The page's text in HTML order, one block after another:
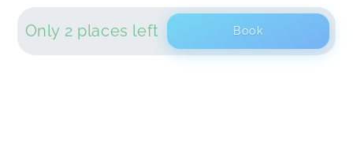
Only 2 places left Book